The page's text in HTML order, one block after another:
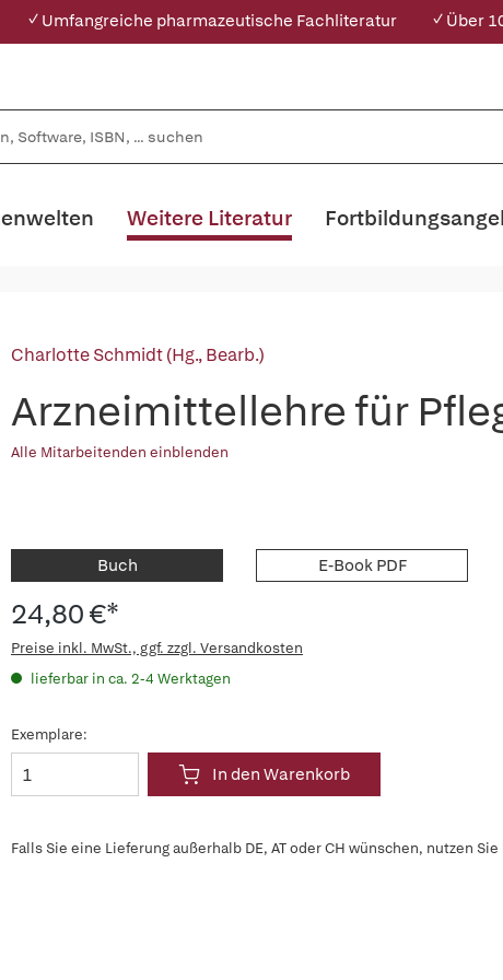
✓ Umfangreiche pharmazeutische Fachliteratur ✓ Über
Weitere Literatur
Charlotte Schmidt (Hg., Bearb.)
Arzneimittellehre für
Alle Mitarbeitenden einblenden
Buch E-Book PDF
24,80 €*
Preise inkl. MwSt., ggf. zzgl. Versandkosten
lieferbar in ca. 2-4 Werktagen
Exemplare:
In den Warenkorb
Falls Sie eine Lieferung außerhalb DE, AT oder CH wünschen, nutzen